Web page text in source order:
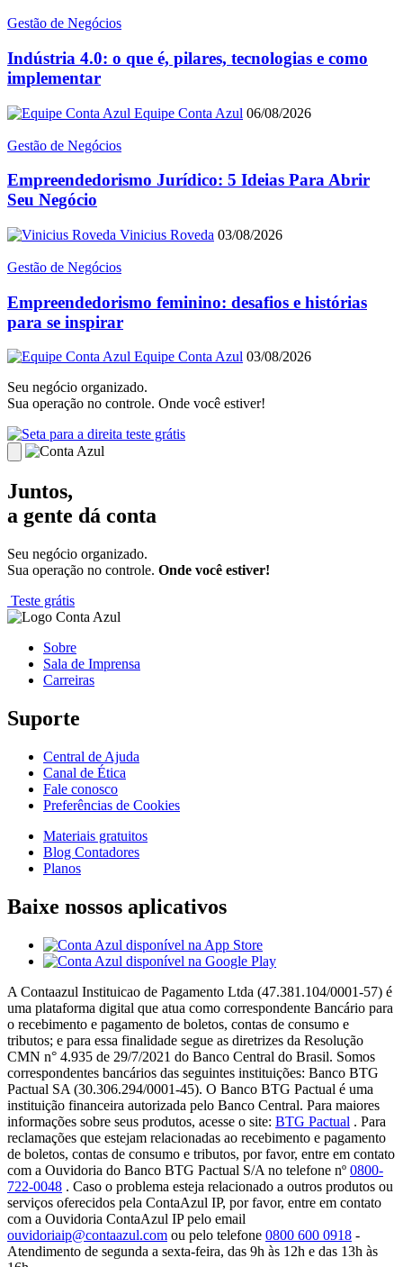
Gestão de Negócios
Indústria 4.0: o que é, pilares, tecnologias e como
implementar
Equipe Conta Azul 06/08/2026
Gestão de Negócios
Empreendedorismo Jurídico: 5 Ideias Para Abrir
Seu Negócio
Vinicius Roveda 03/08/2026
Gestão de Negócios
Empreendedorismo feminino: desafios e histórias
para se inspirar
Equipe Conta Azul 03/08/2026
Seu negócio organizado.
Sua operação no controle. Onde você estiver!
teste grátis
Juntos,
a gente dá conta
Seu negócio organizado.
Sua operação no controle. Onde você estiver!
Teste grátis
Sobre
Sala de Imprensa
Carreiras
Suporte
Central de Ajuda
Canal de Ética
Fale conosco
Preferências de Cookies
Materiais gratuitos
Blog Contadores
Planos
Baixe nossos aplicativos
A Contaazul Instituicao de Pagamento Ltda (47.381.104/0001-57) é
uma plataforma digital que atua como correspondente Bancário para
o recebimento e pagamento de boletos, contas de consumo e
tributos; e para essa finalidade segue as diretrizes da Resolução
CMN n° 4.935 de 29/7/2021 do Banco Central do Brasil. Somos
correspondentes bancários das seguintes instituições: Banco BTG
Pactual SA (30.306.294/0001-45). O Banco BTG Pactual é uma
instituição financeira autorizada pelo Banco Central. Para maiores
informações sobre seus produtos, acesse o site: BTG Pactual . Para
reclamações que estejam relacionadas ao recebimento e pagamento
de boletos, contas de consumo e tributos, por favor, entre em contato
com a Ouvidoria do Banco BTG Pactual S/A no telefone nº 0800-
722-0048 . Caso o problema esteja relacionado a outros produtos ou
serviços oferecidos pela ContaAzul IP, por favor, entre em contato
com a Ouvidoria ContaAzul IP pelo email
ouvidoriaip@contaazul.com ou pelo telefone 0800 600 0918 -
Atendimento de segunda a sexta-feira, das 9h às 12h e das 13h às